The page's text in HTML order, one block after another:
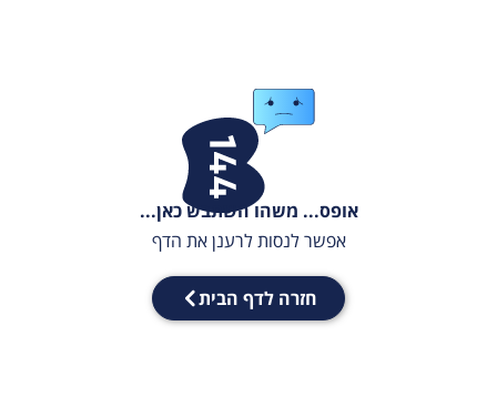
אופס... משהו השתבש כאן...
אפשר לנסות לרענן את הדף
חזרה לדף הבית